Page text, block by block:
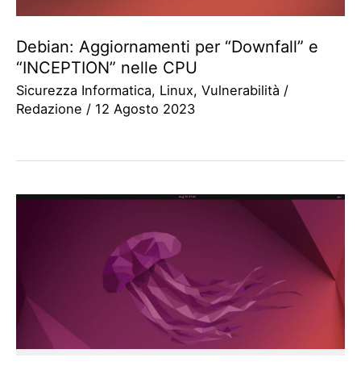
Debian: Aggiornamenti per “Downfall” e
“INCEPTION” nelle CPU
Sicurezza Informatica, Linux, Vulnerabilità /
Redazione / 12 Agosto 2023